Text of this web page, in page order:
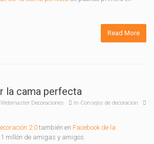
Read More
la cama perfecta
Webmaster Decoraciones In Consejos de decoración
2.0 también en Facebook de la
millón de amigas y amigos.